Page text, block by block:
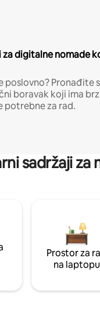
za digitalne nomade
poslovno? Pronađite
boravak koji ima brz
potrebne za rad.
sadržaji za
Prostor za
na laptopu